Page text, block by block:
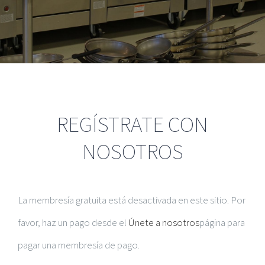
REGÍSTRATE CON
NOSOTROS
La membresía gratuita está desactivada en este sitio. Por
favor, haz un pago desde el Únete a nosotrospágina para
pagar una membresía de pago.